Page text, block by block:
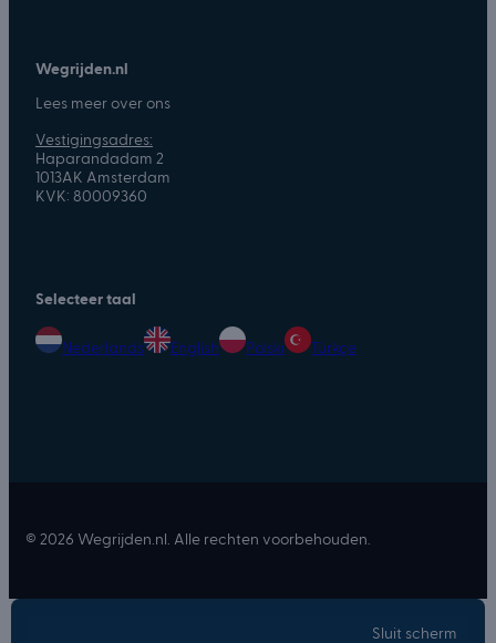
Wegrijden.nl
Lees meer over ons
Vestigingsadres:
Haparandadam 2
1013AK Amsterdam
KVK: 80009360
Selecteer taal
Nederlands English Polski Türkçe
© 2026 Wegrijden.nl. Alle rechten voorbehouden.
Sluit scherm